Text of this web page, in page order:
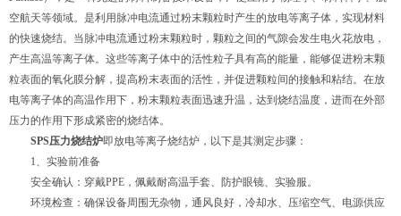
空航天等领域。是利用脉冲电流通过粉末颗粒时产生的放电等离子体，实现材料
的快速烧结。当脉冲电流通过粉末颗粒时，颗粒之间的气隙会发生电火花放电，
产生高温等离子体。这些等离子体中的活性粒子具有高的能量，能够促进粉末颗
粒表面的氧化膜分解，提高粉末表面的活性，并促进颗粒间的接触和粘结。在放
电等离子体的高温作用下，粉末颗粒表面迅速升温，达到烧结温度，进而在外部
压力的作用下形成紧密的烧结体。
SPS压力烧结炉即放电等离子烧结炉，以下是其测定步骤：
1、实验前准备
安全确认：穿戴PPE，佩戴耐高温手套、防护眼镜、实验服。
环境检查：确保设备周围无杂物，通风良好，冷却水、压缩空气、电源供应